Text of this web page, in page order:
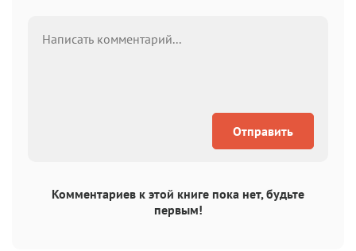
Отправить
Комментариев к этой книге пока нет, будьте
первым!